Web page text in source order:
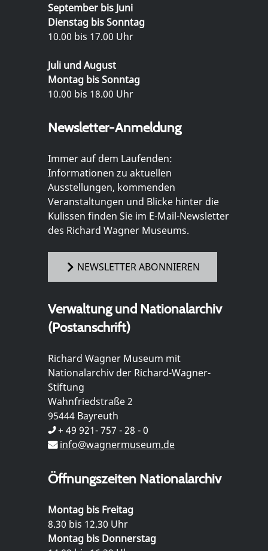
September bis Juni
Dienstag bis Sonntag
10.00 bis 17.00 Uhr
Juli und August
Montag bis Sonntag
10.00 bis 18.00 Uhr
Newsletter-Anmeldung
Immer auf dem Laufenden:
Informationen zu aktuellen
Ausstellungen, kommenden
Veranstaltungen und Blicke hinter die
Kulissen finden Sie im E-Mail-Newsletter
des Richard Wagner Museums.
NEWSLETTER ABONNIEREN
Verwaltung und Nationalarchiv
(Postanschrift)
Richard Wagner Museum mit
Nationalarchiv der Richard-Wagner-
Stiftung
Wahnfriedstraße 2
95444 Bayreuth
+ 49 921- 757 - 28 - 0
info@wagnermuseum.de
Öffnungszeiten Nationalarchiv
Montag bis Freitag
8.30 bis 12.30 Uhr
Montag bis Donnerstag